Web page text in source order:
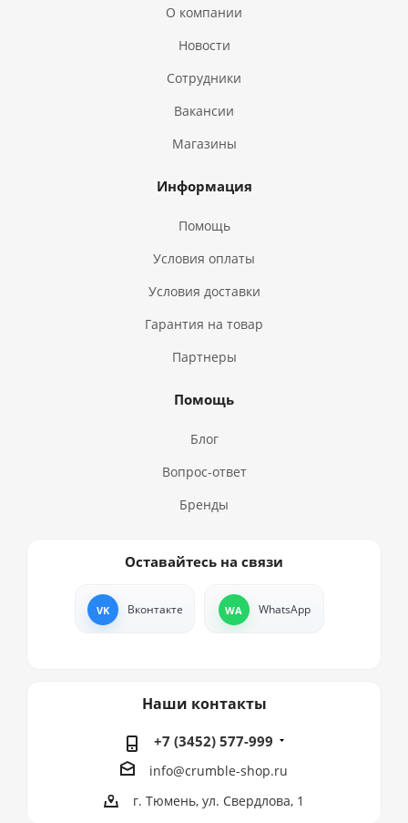
О компании
Новости
Сотрудники
Вакансии
Магазины
Информация
Помощь
Условия оплаты
Условия доставки
Гарантия на товар
Партнеры
Помощь
Блог
Вопрос-ответ
Бренды
Оставайтесь на связи
Вконтакте WhatsApp
Наши контакты
+7 (3452) 577-999
info@crumble-shop.ru
г. Тюмень, ул. Свердлова, 1